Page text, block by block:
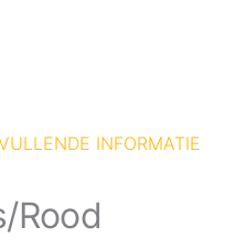
INFORMATIE
Rood